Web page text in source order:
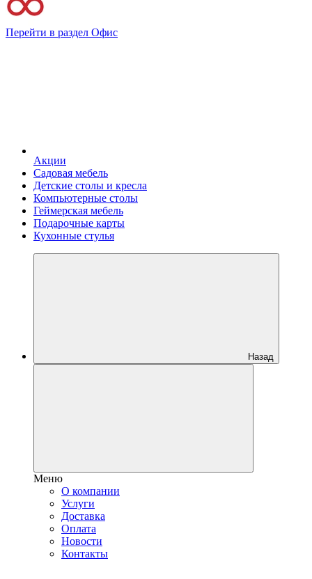
Перейти в раздел Офис
Акции
Садовая мебель
Детские столы и кресла
Компьютерные столы
Геймерская мебель
Подарочные карты
Кухонные стулья
Назад
Меню
О компании
Услуги
Доставка
Оплата
Новости
Контакты